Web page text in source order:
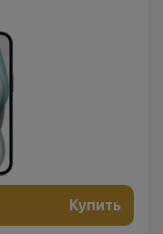
Купить